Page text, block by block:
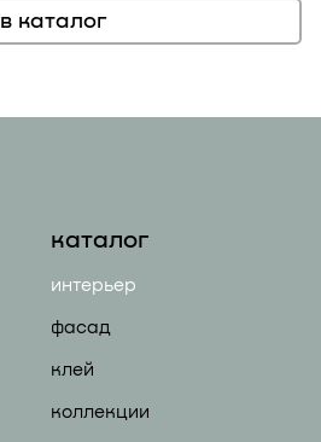
в каталог
каталог
интерьер
фасад
клей
коллекции